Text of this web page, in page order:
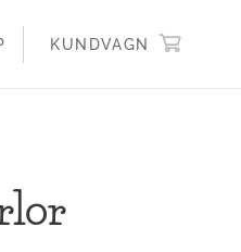
KUNDVAGN